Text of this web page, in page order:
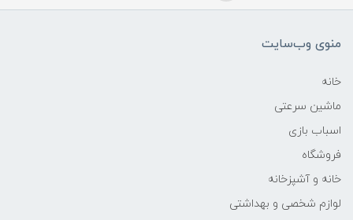
منوی وب‌سایت
خانه
ماشین سرعتی
اسباب بازی
فروشگاه
خانه و آشپزخانه
لوازم شخصی و بهداشتی